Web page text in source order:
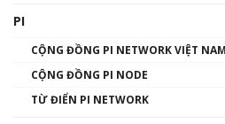
Talkshow 14:
01:29:26
PI
CỘNG ĐỒNG PI NETWORK VIỆT NAM
CỘNG ĐỒNG PI NODE
TỪ ĐIỂN PI NETWORK